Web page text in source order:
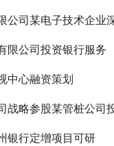
某电子技术企业深度调
限公司投资银行服务
中心融资策划
参股某管桩公司投资策
银行定增项目可研